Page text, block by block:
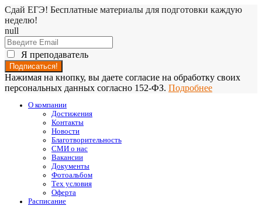
Сдай ЕГЭ! Бесплатные материалы для подготовки каждую
неделю!
null
Я преподаватель
Нажимая на кнопку, вы даете согласие на обработку своих
персональных данных согласно 152-ФЗ. Подробнее
О компании
Достижения
Контакты
Новости
Благотворительность
СМИ о нас
Вакансии
Документы
Фотоальбом
Тех условия
Оферта
Расписание